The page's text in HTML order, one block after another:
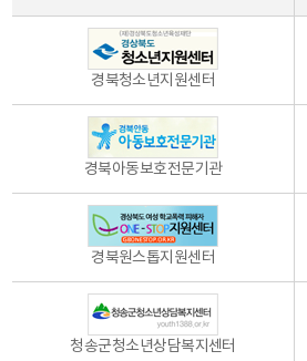
경북청소년지원센터
경북아동보호전문기관
경북원스톱지원센터
청송군청소년상담복지센터